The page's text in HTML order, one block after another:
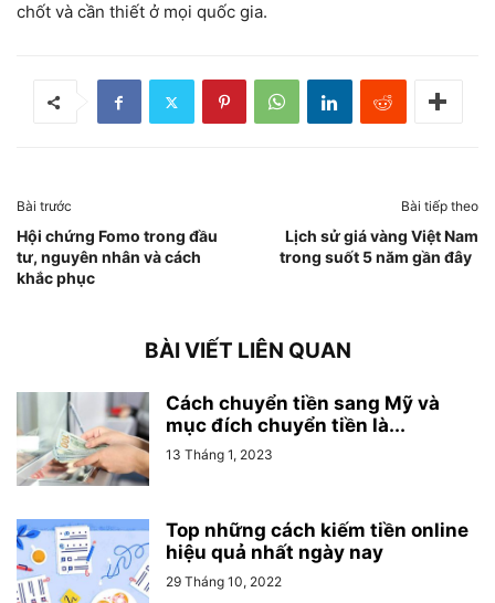
chốt và cần thiết ở mọi quốc gia.
Bài trước
Hội chứng Fomo trong đầu
tư, nguyên nhân và cách
khắc phục
Bài tiếp theo
Lịch sử giá vàng Việt Nam
trong suốt 5 năm gần đây
BÀI VIẾT LIÊN QUAN
Cách chuyển tiền sang Mỹ và
mục đích chuyển tiền là...
13 Tháng 1, 2023
Top những cách kiếm tiền online
hiệu quả nhất ngày nay
29 Tháng 10, 2022